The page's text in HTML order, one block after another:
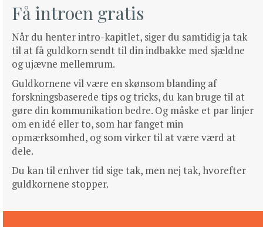
Få introen gratis
Når du henter intro-kapitlet, siger du samtidig ja tak
til at få guldkorn sendt til din indbakke med sjældne
og ujævne mellemrum.
Guldkornene vil være en skønsom blanding af
forskningsbaserede tips og tricks, du kan bruge til at
gøre din kommunikation bedre. Og måske et par linjer
om en idé eller to, som har fanget min
opmærksomhed, og som virker til at være værd at
dele.
Du kan til enhver tid sige tak, men nej tak, hvorefter
guldkornene stopper.